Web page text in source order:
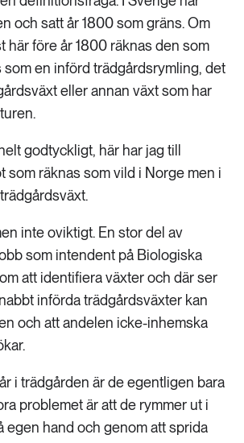
och satt år 1800 som gräns. Om
här före år 1800 räknas den som
som en införd trädgårdsrymling, det
eller annan växt som har
godtyckligt, här har jag till
som räknas som vild i Norge men i
inte oviktigt. En stor del av
som intendent på Biologiska
att identifiera växter och där ser
införda trädgårdsväxter kan
och att andelen icke-inhemska
i trädgården är de egentligen bara
problemet är att de rymmer ut i
egen hand och genom att sprida